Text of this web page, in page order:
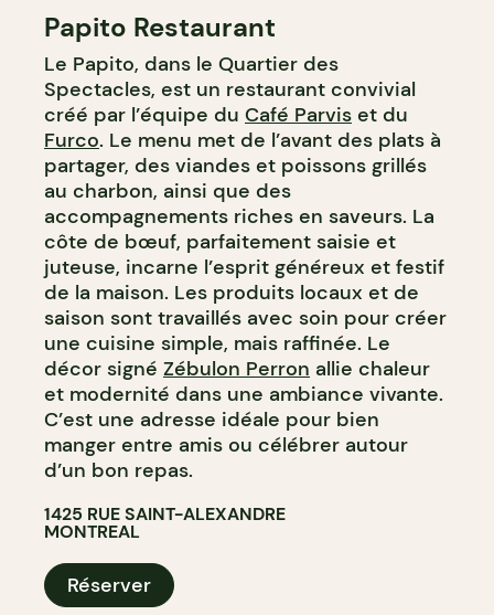
Papito Restaurant
Le Papito, dans le Quartier des
Spectacles, est un restaurant convivial
créé par l’équipe du Café Parvis et du
Furco. Le menu met de l’avant des plats à
partager, des viandes et poissons grillés
au charbon, ainsi que des
accompagnements riches en saveurs. La
côte de bœuf, parfaitement saisie et
juteuse, incarne l’esprit généreux et festif
de la maison. Les produits locaux et de
saison sont travaillés avec soin pour créer
une cuisine simple, mais raffinée. Le
décor signé Zébulon Perron allie chaleur
et modernité dans une ambiance vivante.
C’est une adresse idéale pour bien
manger entre amis ou célébrer autour
d’un bon repas.
1425 RUE SAINT-ALEXANDRE
MONTREAL
Réserver